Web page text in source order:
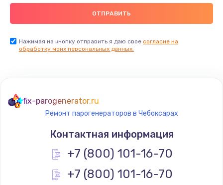
Нажимая на кнопку отправить я даю свое согласие на
обработку моих персональных данных.
fix-parogenerator.ru
Ремонт парогенераторов в Чебоксарах
Контактная информация
+7 (800) 101-16-70
+7 (800) 101-16-70